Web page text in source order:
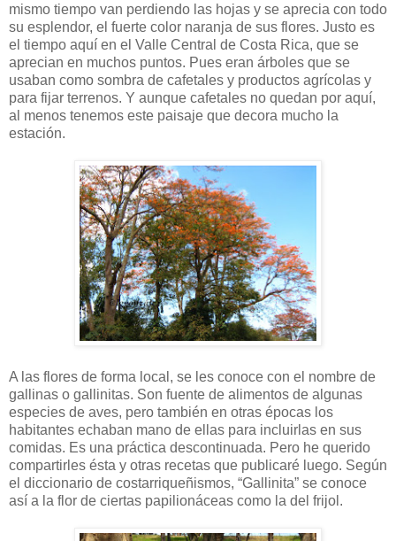
mismo tiempo van perdiendo las hojas y se aprecia con todo
su esplendor, el fuerte color naranja de sus flores. Justo es
el tiempo aquí en el Valle Central de Costa Rica, que se
aprecian en muchos puntos. Pues eran árboles que se
usaban como sombra de cafetales y productos agrícolas y
para fijar terrenos. Y aunque cafetales no quedan por aquí,
al menos tenemos este paisaje que decora mucho la
estación.
A las flores de forma local, se les conoce con el nombre de
gallinas o gallinitas. Son fuente de alimentos de algunas
especies de aves, pero también en otras épocas los
habitantes echaban mano de ellas para incluirlas en sus
comidas. Es una práctica descontinuada. Pero he querido
compartirles ésta y otras recetas que publicaré luego. Según
el diccionario de costarriqueñismos, “Gallinita” se conoce
así a la flor de ciertas papilionáceas como la del frijol.